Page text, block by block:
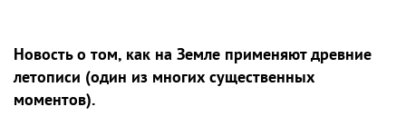
Новость о том, как на Земле применяют древние
летописи (один из многих существенных
моментов).